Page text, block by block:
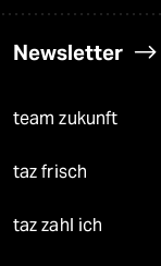
Newsletter
team zukunft
taz frisch
taz zahl ich